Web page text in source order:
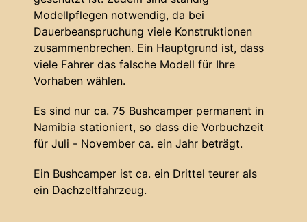
Modellpflegen notwendig, da bei
Dauerbeanspruchung viele Konstruktionen
zusammenbrechen. Ein Hauptgrund ist, dass
viele Fahrer das falsche Modell für Ihre
Vorhaben wählen.
Es sind nur ca. 75 Bushcamper permanent in
Namibia stationiert, so dass die Vorbuchzeit
für Juli - November ca. ein Jahr beträgt.
Ein Bushcamper ist ca. ein Drittel teurer als
ein Dachzeltfahrzeug.